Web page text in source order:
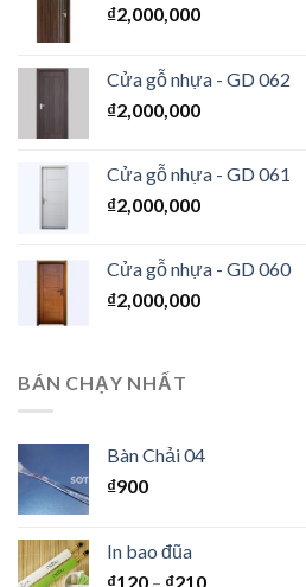
₫2,000,000
Cửa gỗ nhựa - GD 062
₫2,000,000
Cửa gỗ nhựa - GD 061
₫2,000,000
Cửa gỗ nhựa - GD 060
₫2,000,000
BÁN CHẠY NHẤT
Bàn Chải 04
₫900
In bao đũa
₫120 – ₫210